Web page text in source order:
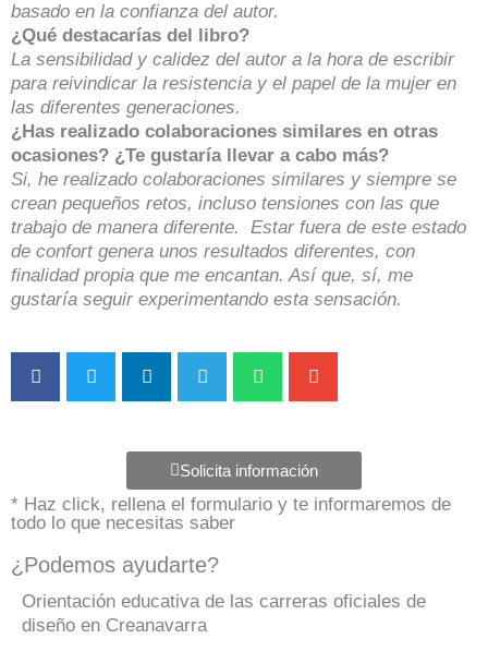
basado en la confianza del autor.
¿Qué destacarías del libro?
La sensibilidad y calidez del autor a la hora de escribir
para reivindicar la resistencia y el papel de la mujer en
las diferentes generaciones.
¿Has realizado colaboraciones similares en otras
ocasiones? ¿Te gustaría llevar a cabo más?
Si, he realizado colaboraciones similares y siempre se
crean pequeños retos, incluso tensiones con las que
trabajo de manera diferente. Estar fuera de este estado
de confort genera unos resultados diferentes, con
finalidad propia que me encantan. Así que, sí, me
gustaría seguir experimentando esta sensación.
Solicita información
* Haz click, rellena el formulario y te informaremos de
todo lo que necesitas saber
¿Podemos ayudarte?
Orientación educativa de las carreras oficiales de
diseño en Creanavarra